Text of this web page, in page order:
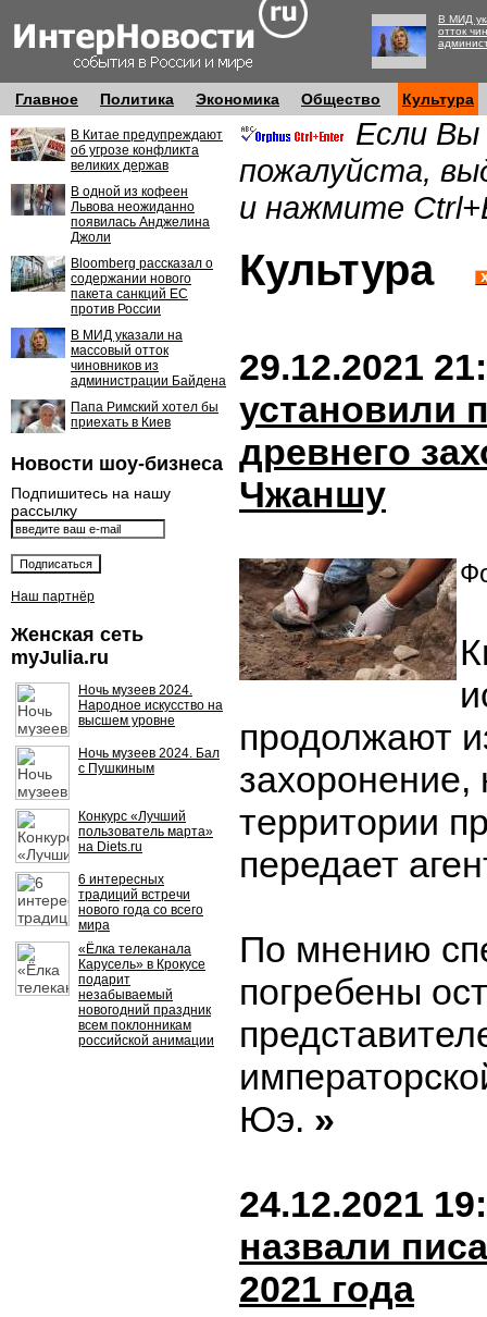
В МИД
отток
Главное Политика Экономика Общество Культура
В Китае предупреждают
об угрозе конфликта
великих держав
В одной из кофеен
Львова неожиданно
появилась Анджелина
Джоли
Bloomberg рассказал о
содержании нового
пакета санкций ЕС
против России
В МИД указали на
массовый отток
чиновников из
администрации Байдена
Папа Римский хотел бы
приехать в Киев
Новости шоу-бизнеса
Подпишитесь на нашу
рассылку
Наш партнёр
Женская сеть
myJulia.ru
Ночь музеев 2024.
Народное искусство на
высшем уровне
Ночь музеев 2024. Бал
с Пушкиным
Конкурс «Лучший
пользователь марта»
на Diets.ru
6 интересных
традиций встречи
нового года со всего
мира
«Ёлка телеканала
Карусель» в Крокусе
подарит
незабываемый
новогодний праздник
всем поклонникам
российской анимации
Если Вы
пожалуйста,
и нажмите
Культура
29.12.2021
установили
древнего
Чжаншу
продолжают
территории
передает
По мнению
погребены
Юэ. »
24.12.2021
назвали
2021 года